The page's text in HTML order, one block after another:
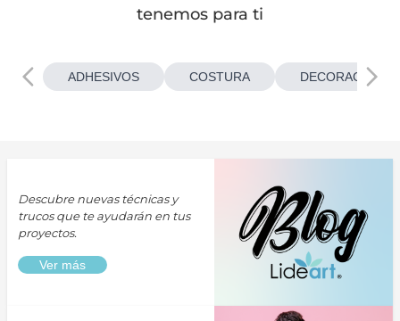
tenemos para ti
ADHESIVOS COSTURA
Descubre nuevas técnicas y
trucos que te ayudarán en tus
proyectos.
Ver más